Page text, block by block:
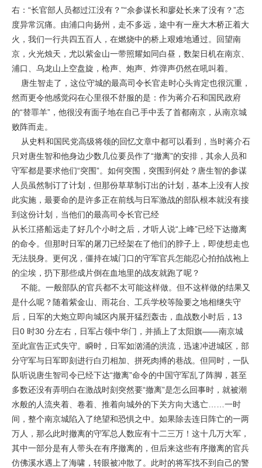
右：“长官部人员都过江没有？”“佘参谋长和廖处长来了没有？”态
度异常沉痛。由浦口向扬州，走不多远，途中有一座大木桥正着大
火，我们一行共四五百人，在燃烧中的桥上艰难地通过。回望南
京，火光烛天，尤以紫金山一带照耀如同白昼，数架日机在南京、
浦口、乌龙山上空盘旋，枪声、炮声、炸弹声仍然在吼叫着。
唐生智走了，这位守城的最高司令长官走时心头肯定也很沉重，
然而更令他感觉闷在心里很不舒服的是：作为蒋介石和国民政府
的“替罪羊”，他很没有面子地在自己手中丢了首都南京，从南京城
败阵而走。
从史料和国民党高级将领的回忆文章中都可以看到，当时蒋介石
只对唐生智和他身边少数几位要员作了“撤离”的安排，其余人员和
守军都是要求他们“突围”。如何突围，突围到何处？唐生智的参谋
人员虽然制订了计划，但那份草草制订出的计划，基本上没有人按
此实施，最要命的是许多正在前线与日军激战的部队根本就没有接
到这份计划，当他们的最高司令长官已经
从长江搭船远走了好几个小时之后，才听人说“上峰”已经下达撤离
的命令。但那时日军的屠刀已经架在了他们的脖子上，即使想走也
无法脱身。更何况，僵持在城门口的守军官兵怎能忍心拍拍战袍上
的尘埃，扔下那些成片倒在血地里的战友就跑了呢？
不能。一般部队的官兵都不太可能这样做。但不这样做的结果又
是什么呢？随着紫金山、雨花台、工兵学校等险要之地相继失守
后，日军的大炮立即向城区内展开猛烈轰击，血战数小时后，13
日0 时30 分左右，日军占领中华门，并插上了太阳旗——南京城
至此宣告正式失守。瞬时，日军如汹涌的洪流，迅速冲进城区，部
分守军与日军即刻进行白刃相加、拼死肉搏的巷战。但同时，一队
队听说唐生智司令已经下达“撤离”命令的中国守军乱了阵脚，甚至
多数还没有弄明白在激战时刻突然要“撤离”是怎么回事时，就被潮
水般的人流夹着、卷着、推着向城外的下关方向大逃亡……一时
间，整个南京城陷入了绝望和恐惧之中。如果除去连日阵亡的一两
万人，那么此时撤离的守军总人数应有十二三万！这十几万大军，
其中一部分是有人带头在有序撤离的，但后来这些有序撤离的官兵
仿佛溪水遇上了海啸，转眼被冲散了。此时的将军找不到自己的警